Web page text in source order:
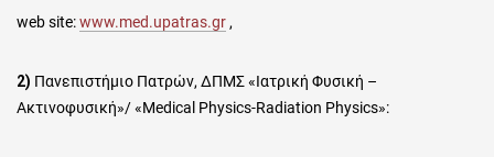
web site:www.med.upatras.gr,
2) Πανεπιστήμιο Πατρών, ΔΠΜΣ «Ιατρική Φυσική –
Ακτινοφυσική»/ «Medical Physics-Radiation Physics»: